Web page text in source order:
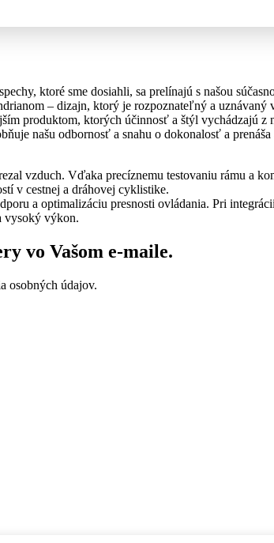
ktoré sme dosiahli, sa prelínajú s našou
– dizajn, ktorý je rozpoznateľný a uznávaný
produktom, ktorých účinnosť a štýl vychádzajú
našu odbornosť a snahu o dokonalosť a
vzduch. Vďaka precíznemu testovaniu rámu a
v cestnej a dráhovej cyklistike.
a optimalizáciu presnosti ovládania. Pri
vysoký výkon.
vo Vašom e-maile.
osobných údajov.